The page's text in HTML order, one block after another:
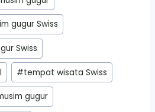
gugur Swiss
Swiss
#tempat wisata Swiss
gugur